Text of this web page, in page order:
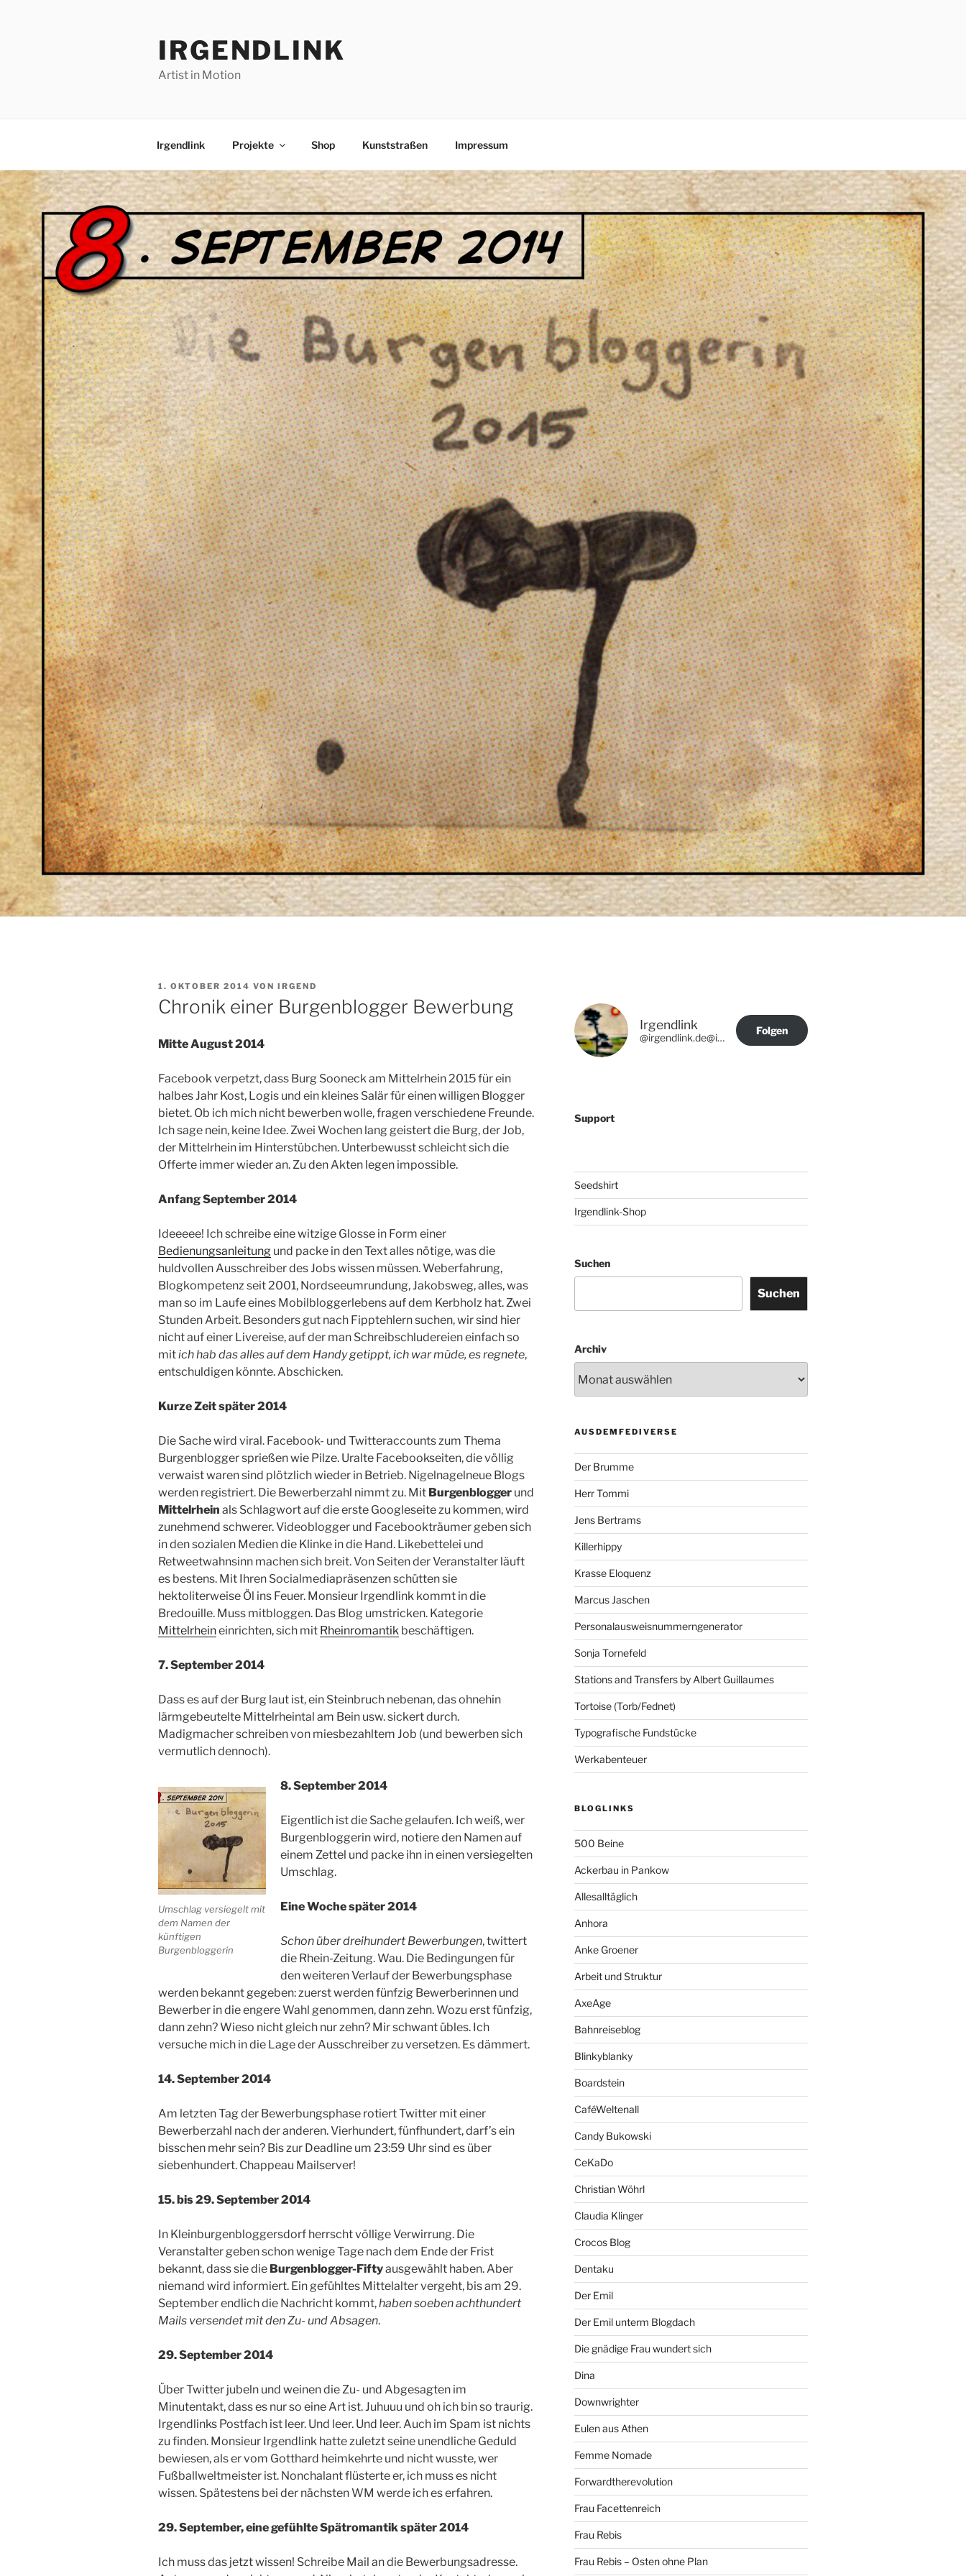
IRGENDLINK
Artist in Motion
Irgendlink Projekte Shop Kunststraßen Impressum
VERÖFFENTLICHT
AM
1. OKTOBER 2014 VON IRGEND
Chronik einer Burgenblogger Bewerbung
Mitte August 2014
Facebook verpetzt, dass Burg Sooneck am Mittelrhein 2015 für ein
halbes Jahr Kost, Logis und ein kleines Salär für einen willigen Blogger
bietet. Ob ich mich nicht bewerben wolle, fragen verschiedene Freunde.
Ich sage nein, keine Idee. Zwei Wochen lang geistert die Burg, der Job,
der Mittelrhein im Hinterstübchen. Unterbewusst schleicht sich die
Offerte immer wieder an. Zu den Akten legen impossible.
Anfang September 2014
Ideeeee! Ich schreibe eine witzige Glosse in Form einer
Bedienungsanleitung und packe in den Text alles nötige, was die
huldvollen Ausschreiber des Jobs wissen müssen. Weberfahrung,
Blogkompetenz seit 2001, Nordseeumrundung, Jakobsweg, alles, was
man so im Laufe eines Mobilbloggerlebens auf dem Kerbholz hat. Zwei
Stunden Arbeit. Besonders gut nach Fipptehlern suchen, wir sind hier
nicht auf einer Livereise, auf der man Schreibschludereien einfach so
mitich hab das alles auf dem Handy getippt, ich war müde, es regnete,
entschuldigen könnte. Abschicken.
Kurze Zeit später 2014
Die Sache wird viral. Facebook- und Twitteraccounts zum Thema
Burgenblogger sprießen wie Pilze. Uralte Facebookseiten, die völlig
verwaist waren sind plötzlich wieder in Betrieb. Nigelnagelneue Blogs
werden registriert. Die Bewerberzahl nimmt zu. Mit Burgenblogger und
Mittelrhein als Schlagwort auf die erste Googleseite zu kommen, wird
zunehmend schwerer. Videoblogger und Facebookträumer geben sich
in den sozialen Medien die Klinke in die Hand. Likebettelei und
Retweetwahnsinn machen sich breit. Von Seiten der Veranstalter läuft
es bestens. Mit Ihren Socialmediapräsenzen schütten sie
hektoliterweise Öl ins Feuer. Monsieur Irgendlink kommt in die
Bredouille. Muss mitbloggen. Das Blog umstricken. Kategorie
Mittelrheineinrichten, sich mit Rheinromantik beschäftigen.
7. September 2014
Dass es auf der Burg laut ist, ein Steinbruch nebenan, das ohnehin
lärmgebeutelte Mittelrheintal am Bein usw. sickert durch.
Madigmacher schreiben von miesbezahltem Job (und bewerben sich
vermutlich dennoch).
Umschlag versiegelt mit
dem Namen der
künftigen
Burgenbloggerin
8. September 2014
Eigentlich ist die Sache gelaufen. Ich weiß, wer
Burgenbloggerin wird, notiere den Namen auf
einem Zettel und packe ihn in einen versiegelten
Umschlag.
Eine Woche später 2014
Schon über dreihundert Bewerbungen, twittert
die Rhein-Zeitung. Wau. Die Bedingungen für
den weiteren Verlauf der Bewerbungsphase
werden bekannt gegeben: zuerst werden fünfzig Bewerberinnen und
Bewerber in die engere Wahl genommen, dann zehn. Wozu erst fünfzig,
dann zehn? Wieso nicht gleich nur zehn? Mir schwant übles. Ich
versuche mich in die Lage der Ausschreiber zu versetzen. Es dämmert.
14. September 2014
Am letzten Tag der Bewerbungsphase rotiert Twitter mit einer
Bewerberzahl nach der anderen. Vierhundert, fünfhundert, darf’s ein
bisschen mehr sein? Bis zur Deadline um 23:59 Uhr sind es über
siebenhundert. Chappeau Mailserver!
15. bis 29. September 2014
In Kleinburgenbloggersdorf herrscht völlige Verwirrung. Die
Veranstalter geben schon wenige Tage nach dem Ende der Frist
bekannt, dass sie die Burgenblogger-Fiftyausgewählt haben. Aber
niemand wird informiert. Ein gefühltes Mittelalter vergeht, bis am 29.
September endlich die Nachricht kommt,haben soeben achthundert
Mails versendet mit den Zu- und Absagen.
29. September 2014
Über Twitter jubeln und weinen die Zu- und Abgesagten im
Minutentakt, dass es nur so eine Art ist. Juhuuu und oh ich bin so traurig.
Irgendlinks Postfach ist leer. Und leer. Und leer. Auch im Spam ist nichts
zu finden. Monsieur Irgendlink hatte zuletzt seine unendliche Geduld
bewiesen, als er vom Gotthard heimkehrte und nicht wusste, wer
Fußballweltmeister ist. Nonchalant flüsterte er, ich muss es nicht
wissen. Spätestens bei der nächsten WM werde ich es erfahren.
29. September, eine gefühlte Spätromantik später 2014
Ich muss das jetzt wissen! Schreibe Mail an die Bewerbungsadresse.
Irgendlink
@irgendlink.de@irgendlink.de
Folgen
Support
Seedshirt
Irgendlink-Shop
Suchen
Suchen
Archiv
AUSDEMFEDIVERSE
Der Brumme
Herr Tommi
Jens Bertrams
Killerhippy
Krasse Eloquenz
Marcus Jaschen
Personalausweisnummerngenerator
Sonja Tornefeld
Stations and Transfers by Albert Guillaumes
Tortoise (Torb/Fednet)
Typografische Fundstücke
Werkabenteuer
BLOGLINKS
500 Beine
Ackerbau in Pankow
Allesalltäglich
Anhora
Anke Groener
Arbeit und Struktur
AxeAge
Bahnreiseblog
Blinkyblanky
Boardstein
CaféWeltenall
Candy Bukowski
CeKaDo
Christian Wöhrl
Claudia Klinger
Crocos Blog
Dentaku
Der Emil
Der Emil unterm Blogdach
Die gnädige Frau wundert sich
Dina
Downwrighter
Eulen aus Athen
Femme Nomade
Forwardtherevolution
Frau Facettenreich
Frau Rebis
Frau Rebis – Osten ohne Plan